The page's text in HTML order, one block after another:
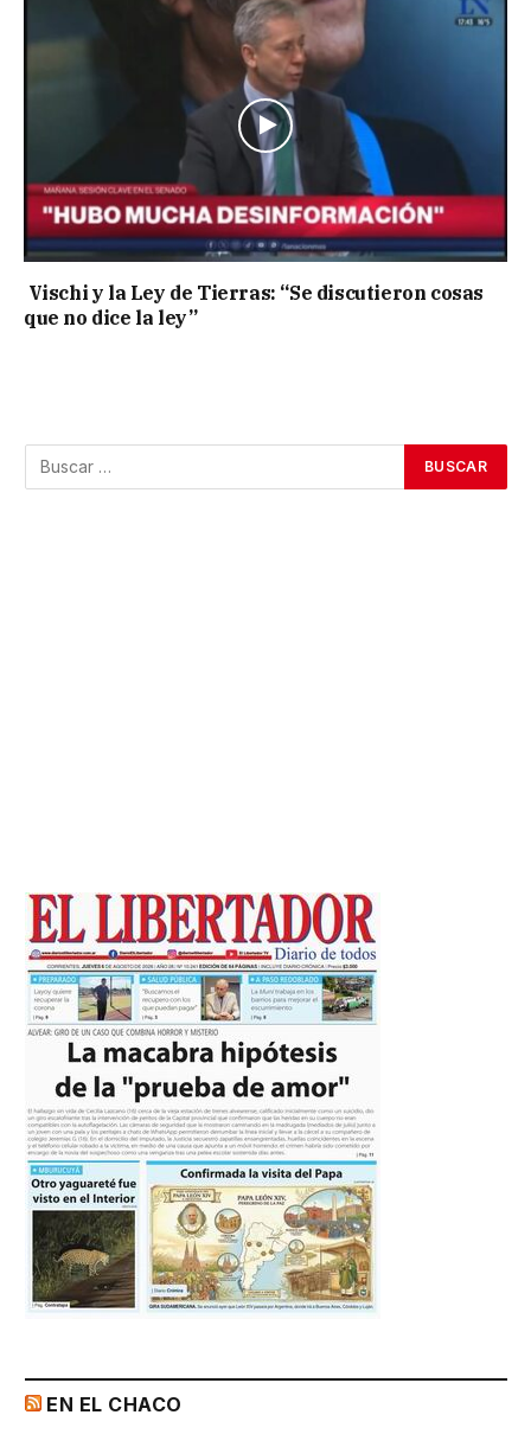
Vischi y la Ley de Tierras: “Se discutieron cosas
que no dice la ley”
EN EL CHACO